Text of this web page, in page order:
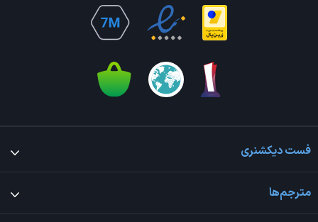
فست دیکشنری
مترجم‌ها